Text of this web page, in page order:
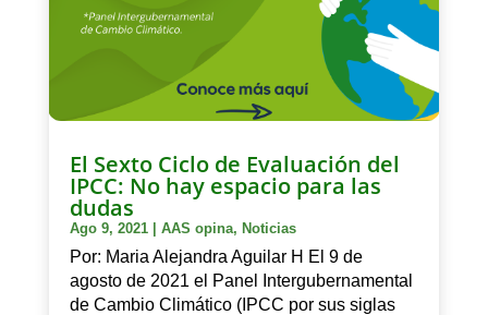
El Sexto Ciclo de Evaluación del
IPCC: No hay espacio para las
dudas
Ago 9, 2021| AAS opina, Noticias
Por: Maria Alejandra Aguilar H El 9 de
agosto de 2021 el Panel Intergubernamental
de Cambio Climático (IPCC por sus siglas